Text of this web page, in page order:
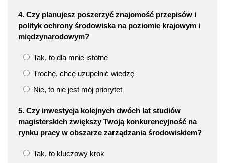
4. Czy planujesz poszerzyć znajomość przepisów i
polityk ochrony środowiska na poziomie krajowym i
międzynarodowym?
Tak, to dla mnie istotne
Trochę, chcę uzupełnić wiedzę
Nie, to nie jest mój priorytet
5. Czy inwestycja kolejnych dwóch lat studiów
magisterskich zwiększy Twoją konkurencyjność na
rynku pracy w obszarze zarządzania środowiskiem?
Tak, to kluczowy krok